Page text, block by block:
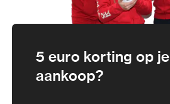
5 euro korting op je
aankoop?